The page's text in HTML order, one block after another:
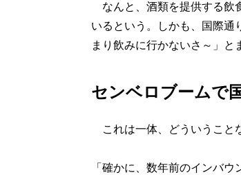
なんと、酒類を提供する飲
いるという。しかも、国際通
まり飲みに行かないさ～」と
センベロブームで
これは一体、どういうこと
「確かに、数年前のインバ